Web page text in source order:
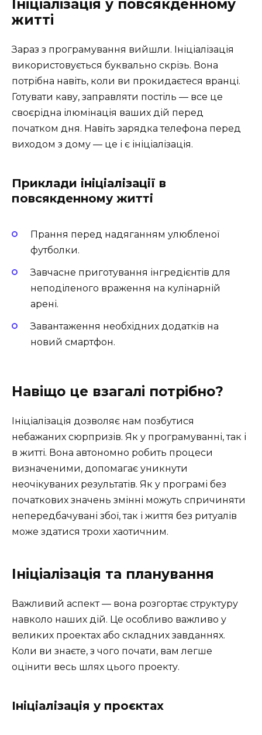
Ініціалізація у повсякденному
житті
Зараз з програмування вийшли. Ініціалізація
використовується буквально скрізь. Вона
потрібна навіть, коли ви прокидаєтеся вранці.
Готувати каву, заправляти постіль — все це
своєрідна ілюмінація ваших дій перед
початком дня. Навіть зарядка телефона перед
виходом з дому — це і є ініціалізація.
Приклади ініціалізації в
повсякденному житті
Прання перед надяганням улюбленої
футболки.
Завчасне приготування інгредієнтів для
неподіленого враження на кулінарній
арені.
Завантаження необхідних додатків на
новий смартфон.
Навіщо це взагалі потрібно?
Ініціалізація дозволяє нам позбутися
небажаних сюрпризів. Як у програмуванні, так і
в житті. Вона автономно робить процеси
визначеними, допомагає уникнути
неочікуваних результатів. Як у програмі без
початкових значень змінні можуть спричиняти
непередбачувані збої, так і життя без ритуалів
може здатися трохи хаотичним.
Ініціалізація та планування
Важливий аспект — вона розгортає структуру
навколо наших дій. Це особливо важливо у
великих проектах або складних завданнях.
Коли ви знаєте, з чого почати, вам легше
оцінити весь шлях цього проекту.
Ініціалізація у проєктах